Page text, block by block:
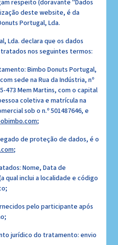
respeito (doravante "Dados
deste website, é da
Portugal, Lda.
Lda. declara que os dados
nos seguintes termos:
Bimbo Donuts Portugal,
sede na Rua da Indústria, nº
473 Mem Martins, com o capital
coletiva e matrícula na
sob o n.º 501487646, e
;
de proteção de dados, é o
;
Nome, Data de
qual inclui a localidade e código
pelo participante após
jurídico do tratamento: envio